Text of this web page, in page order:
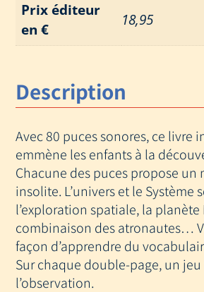
Prix éditeur
en €
18,95
Description
Avec 80 puces sonores, ce livre
emmène les enfants à la
Chacune des puces propose
insolite. L’univers et le Système
l’exploration spatiale, la planète
combinaison des atronautes…
façon d’apprendre du
Sur chaque double-page, un jeu
l’observation.